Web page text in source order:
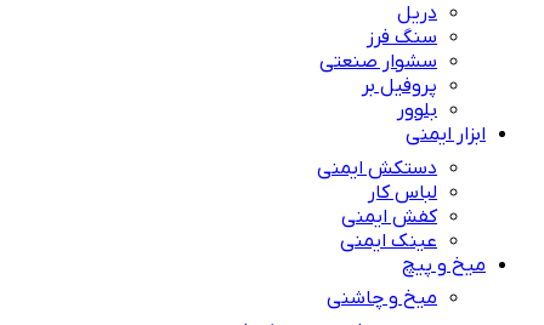
دریل
سنگ فرز
سشوار صنعتی
پروفیل بر
بلوور
ابزار ایمنی
دستکش ایمنی
لباس کار
کفش ایمنی
عینک ایمنی
میخ و پیچ
میخ و چاشنی